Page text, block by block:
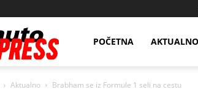
AutopressHRPOČETNA AKTUALNO
Aktualno Brabham se iz Formule 1 seli na cestu